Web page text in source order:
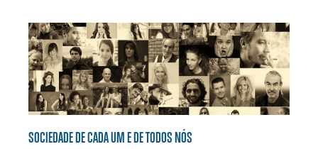
SOCIEDADE DE CADA UM E DE TODOS NÓS